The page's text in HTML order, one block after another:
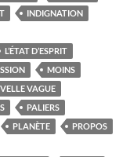
INDIGNATION
L’ÉTAT D’ESPRIT
MOINS
VAGUE
PALIERS
PLANÈTE
PROPOS